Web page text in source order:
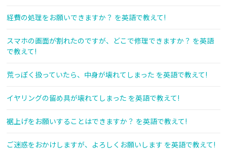
経費の処理をお願いできますか？ を英語で教えて!
スマホの画面が割れたのですが、どこで修理できますか？ を英語
で教えて!
荒っぽく扱っていたら、中身が壊れてしまった を英語で教えて!
イヤリングの留め具が壊れてしまった を英語で教えて!
裾上げをお願いすることはできますか？ を英語で教えて!
ご迷惑をおかけしますが、よろしくお願いします を英語で教えて!